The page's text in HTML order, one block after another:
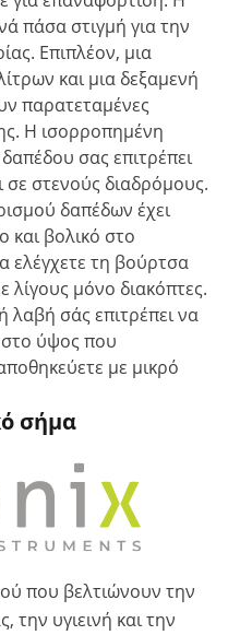
πάσα στιγμή για την
Επιπλέον, μια
και μια δεξαμενή
παρατεταμένες
Η ισορροπημένη
σας επιτρέπει
σε στενούς διαδρόμους.
δαπέδων έχει
και βολικό στο
ελέγχετε τη βούρτσα
λίγους μόνο διακόπτες.
λαβή σάς επιτρέπει να
στο ύψος που
με μικρό
σήμα
που βελτιώνουν την
την υγιεινή και την